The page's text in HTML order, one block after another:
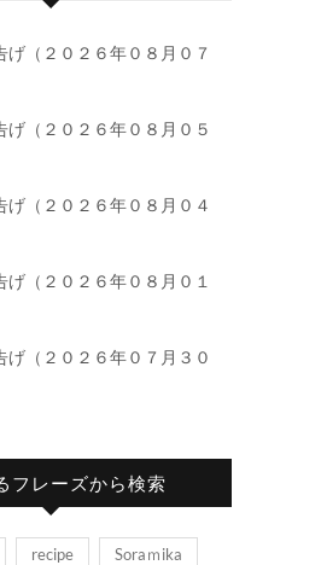
げ（２０２６年０８月０７
げ（２０２６年０８月０５
げ（２０２６年０８月０４
げ（２０２６年０８月０１
げ（２０２６年０７月３０
フレーズから検索
recipe Soraｍika